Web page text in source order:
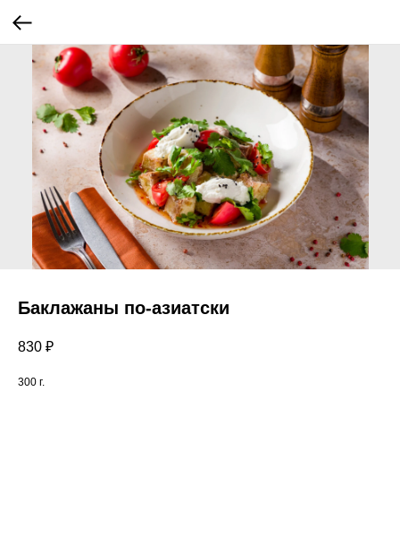
Баклажаны по-азиатски
830 ₽
300 г.